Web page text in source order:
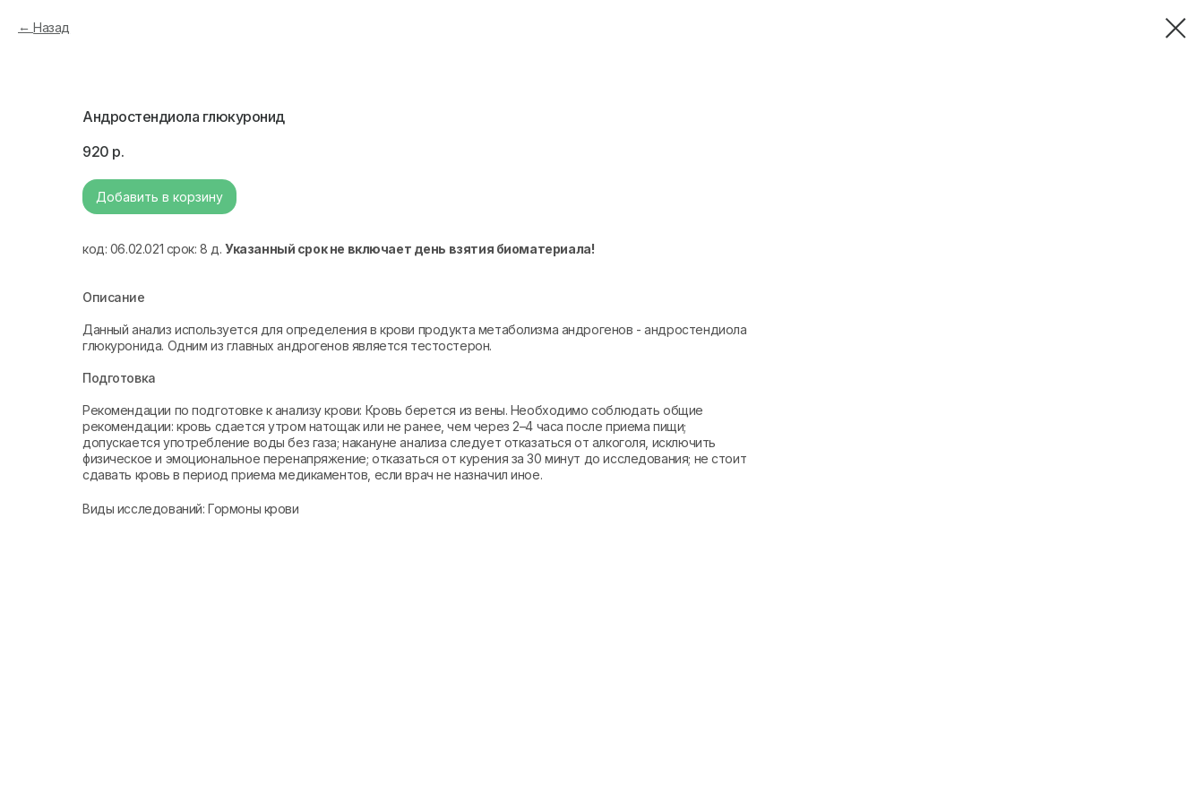
Назад
Андростендиола глюкуронид
920 р.
Добавить в корзину
код: 06.02.021 срок: 8 д.Указанный срок не включает день взятия биоматериала!
Описание
Данный анализ используется для определения в крови продукта метаболизма андрогенов - андростендиола
глюкуронида. Одним из главных андрогенов является тестостерон.
Подготовка
Рекомендации по подготовке к анализу крови: Кровь берется из вены. Необходимо соблюдать общие
рекомендации: кровь сдается утром натощак или не ранее, чем через 2–4 часа после приема пищи;
допускается употребление воды без газа; накануне анализа следует отказаться от алкоголя, исключить
физическое и эмоциональное перенапряжение; отказаться от курения за 30 минут до исследования; не стоит
сдавать кровь в период приема медикаментов, если врач не назначил иное.
Виды исследований: Гормоны крови